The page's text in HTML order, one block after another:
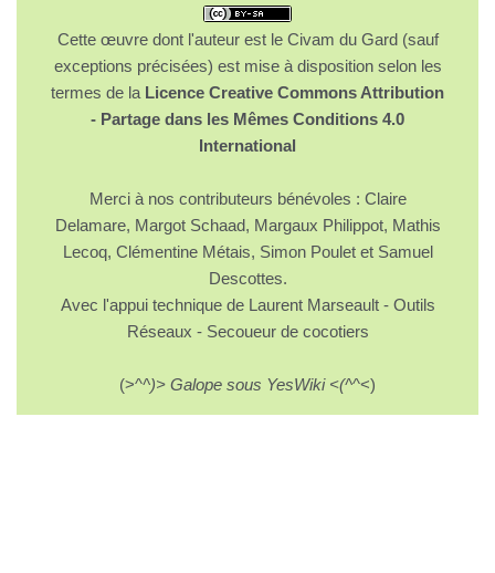
Cette œuvre dont l'auteur est le Civam du Gard (sauf
exceptions précisées) est mise à disposition selon les
termes de la Licence Creative Commons Attribution
- Partage dans les Mêmes Conditions 4.0
International
Merci à nos contributeurs bénévoles : Claire
Delamare, Margot Schaad, Margaux Philippot, Mathis
Lecoq, Clémentine Métais, Simon Poulet et Samuel
Descottes.
Avec l'appui technique de Laurent Marseault - Outils
Réseaux - Secoueur de cocotiers
(>^^)> Galope sous YesWiki <(^^<)